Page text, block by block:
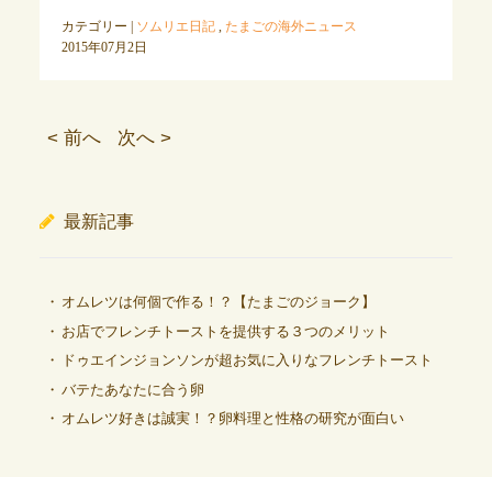
カテゴリー | ソムリエ日記, たまごの海外ニュース
2015年07月2日
< 前へ 次へ >
最新記事
オムレツは何個で作る！？【たまごのジョーク】
お店でフレンチトーストを提供する３つのメリット
ドゥエインジョンソンが超お気に入りなフレンチトースト
バテたあなたに合う卵
オムレツ好きは誠実！？卵料理と性格の研究が面白い